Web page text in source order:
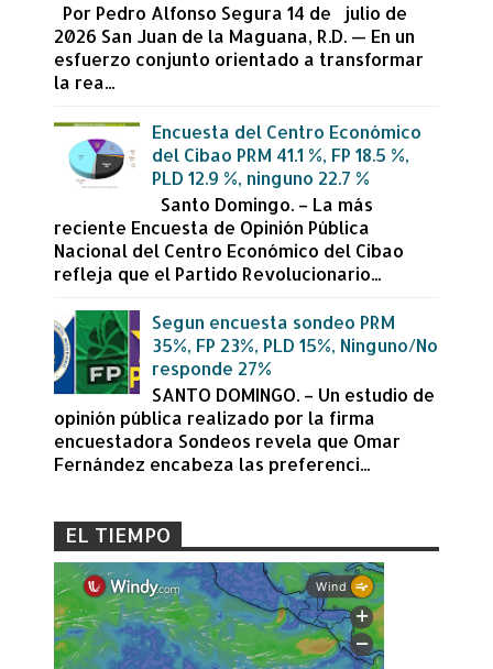
Por Pedro Alfonso Segura 14 de julio de
2026 San Juan de la Maguana, R.D. — En un
esfuerzo conjunto orientado a transformar
la rea...
Encuesta del Centro Económico
del Cibao PRM 41.1 %, FP 18.5 %,
PLD 12.9 %, ninguno 22.7 %
Santo Domingo. – La más
reciente Encuesta de Opinión Pública
Nacional del Centro Económico del Cibao
refleja que el Partido Revolucionario...
Segun encuesta sondeo PRM
35%, FP 23%, PLD 15%, Ninguno/No
responde 27%
SANTO DOMINGO. – Un estudio de
opinión pública realizado por la firma
encuestadora Sondeos revela que Omar
Fernández encabeza las preferenci...
EL TIEMPO